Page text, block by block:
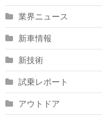
業界ニュース
新車情報
新技術
試乗レポート
アウトドア